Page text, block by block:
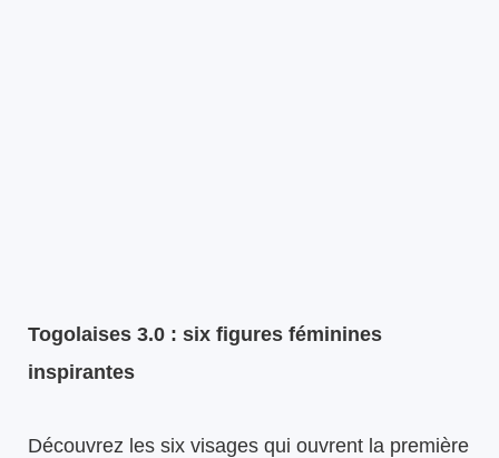
Togolaises 3.0 : six figures féminines
inspirantes
Découvrez les six visages qui ouvrent la première